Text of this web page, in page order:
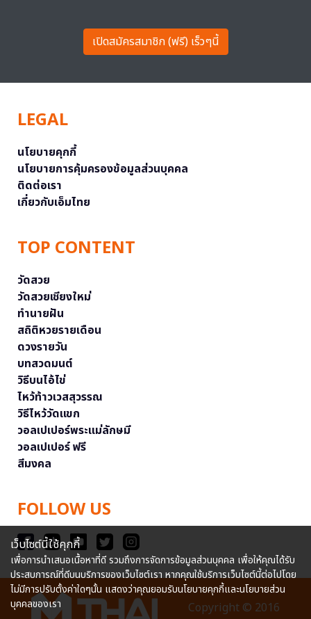
เปิดสมัครสมาชิก (ฟรี) เร็วๆนี้
LEGAL
นโยบายคุกกี้
นโยบายการคุ้มครองข้อมูลส่วนบุคคล
ติดต่อเรา
เกี่ยวกับเอ็มไทย
TOP CONTENT
วัดสวย
วัดสวยเชียงใหม่
ทำนายฝัน
สถิติหวยรายเดือน
ดวงรายวัน
บทสวดมนต์
วิธีบนไอ้ไข่
ไหว้ท้าวเวสสุวรรณ
วิธีไหว้วัดแขก
วอลเปเปอร์พระแม่ลักษมี
วอลเปเปอร์ ฟรี
สีมงคล
FOLLOW US
Copyright © 2016
เว็บไซต์นี้ใช้คุกกี้
เพื่อการนำเสนอเนื้อหาที่ดี รวมถึงการจัดการข้อมูลส่วนบุคคล เพื่อให้คุณได้รับ
ประสบการณ์ที่ดีบนบริการของเว็บไซต์เรา หากคุณใช้บริการเว็บไซต์นี้ต่อไปโดย
ไม่มีการปรับตั้งค่าใดๆนั้น แสดงว่าคุณยอมรับนโยบายคุกกี้และนโยบายส่วน
บุคคลของเรา